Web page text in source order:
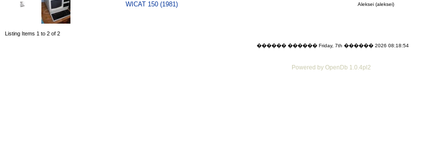
WICAT 150 (1981) Aleksei (aleksei)
Listing Items 1 to 2 of 2
������ ������ Friday, 7th ������ 2026 08:18:54
Powered by OpenDb 1.0.4pl2